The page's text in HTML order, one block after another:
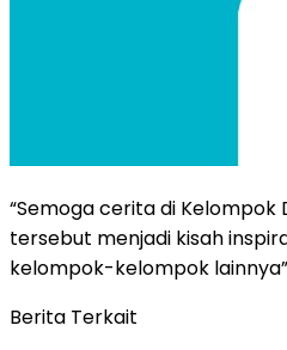
“Semoga cerita di Kelompok
tersebut menjadi kisah
kelompok-kelompok
Berita Terkait